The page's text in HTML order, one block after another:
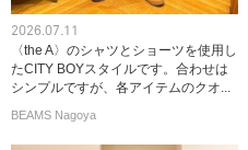
2026.07.11
〈the A〉のシャツとショーツを使用し
たCITY BOYスタイルです。合わせは
シンプルですが、各アイテムのクオ...
BEAMS Nagoya